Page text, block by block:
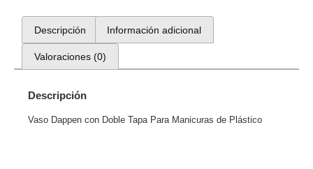
Descripción Información adicional
Valoraciones (0)
Descripción
Vaso Dappen con Doble Tapa Para Manicuras de Plástico